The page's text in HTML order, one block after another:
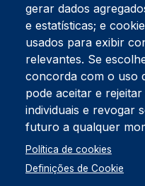
Endereço Postal
Apartado 42
Rua Gil Eanes 31
3834-908 Gafanha da
Estúdios
Rua Prior Guerra
Edifício do Centro Cultural
3830-556 Gafanha da
Rodapé
Cookies
Política de
gerar dados
e estatísticas; e
usados para exibir
relevantes. Se
concorda com o uso
pode aceitar e
individuais e revogar
futuro a qualquer
Política de cookies
Definições de Cookie